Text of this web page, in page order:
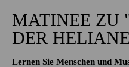
MATINEE ZU
DER
Lernen Sie Menschen und